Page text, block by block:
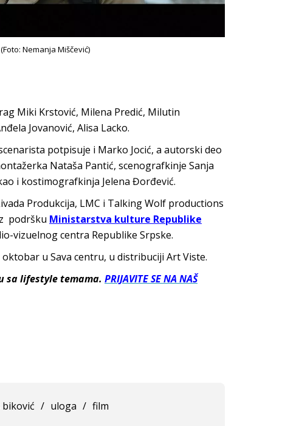
Nemanja Miščević)
Miki Krstović, Milena Predić, Milutin
Jovanović, Alisa Lacko.
potpisuje i Marko Jocić, a autorski deo
Nataša Pantić, scenografkinje Sanja
i kostimografkinja Jelena Đorđević.
Produkcija, LMC i Talking Wolf productions
podršku Ministarstva kulture Republike
vizuelnog centra Republike Srpske.
oktobar u Sava centru, u distribuciji Art Viste.
sa lifestyle temama. PRIJAVITE SE NA NAŠ
biković / uloga / film